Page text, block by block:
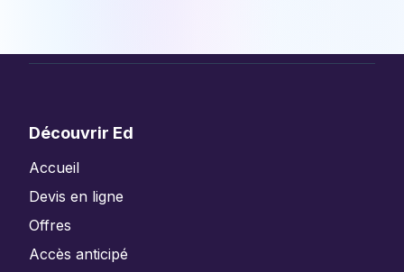
Découvrir Ed
Accueil
Devis en ligne
Offres
Accès anticipé